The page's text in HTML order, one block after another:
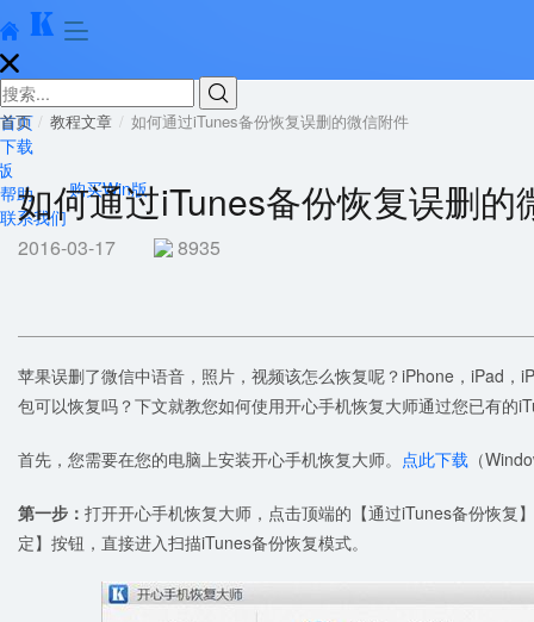
  


首页
下载
购买Win版
帮助
联系我们
首页 教程文章 如何通过iTunes备份恢复误删的微信附件
如何通过iTunes备份恢复误删的
2016-03-17 8935
苹果误删了微信中语音，照片，视频该怎么恢复呢？iPhone，iPad，
包可以恢复吗？下文就教您如何使用开心手机恢复大师通过您已有的
首先，您需要在您的电脑上安装开心手机恢复大师。 点此下载 （
第一步： 打开开心手机恢复大师，点击顶端的【通过iTunes备份恢复
定】按钮，直接进入扫描iTunes备份恢复模式。